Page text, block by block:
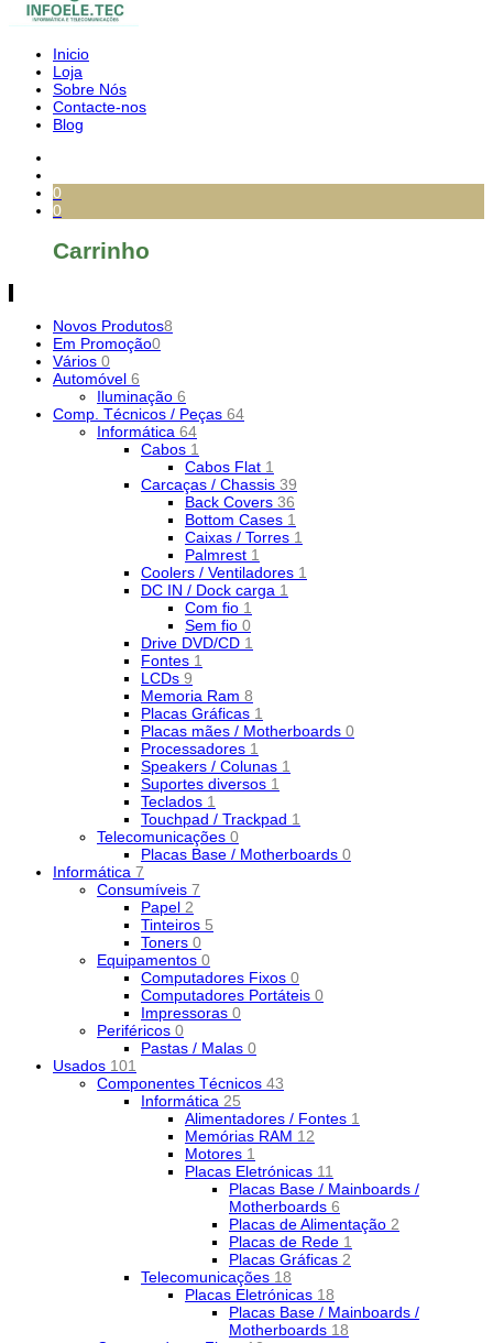
Inicio
Loja
Sobre Nós
Contacte-nos
Blog
0
0
Carrinho
Novos Produtos8
Em Promoção0
Vários 0
Automóvel 6
Iluminação 6
Comp. Técnicos / Peças 64
Informática 64
Cabos 1
Cabos Flat 1
Carcaças / Chassis 39
Back Covers 36
Bottom Cases 1
Caixas / Torres 1
Palmrest 1
Coolers / Ventiladores 1
DC IN / Dock carga 1
Com fio 1
Sem fio 0
Drive DVD/CD 1
Fontes 1
LCDs 9
Memoria Ram 8
Placas Gráficas 1
Placas mães / Motherboards 0
Processadores 1
Speakers / Colunas 1
Suportes diversos 1
Teclados 1
Touchpad / Trackpad 1
Telecomunicações 0
Placas Base / Motherboards 0
Informática 7
Consumíveis 7
Papel 2
Tinteiros 5
Toners 0
Equipamentos 0
Computadores Fixos 0
Computadores Portáteis 0
Impressoras 0
Periféricos 0
Pastas / Malas 0
Usados 101
Componentes Técnicos 43
Informática 25
Alimentadores / Fontes 1
Memórias RAM 12
Motores 1
Placas Eletrónicas 11
Placas Base / Mainboards /
Motherboards 6
Placas de Alimentação 2
Placas de Rede 1
Placas Gráficas 2
Telecomunicações 18
Placas Eletrónicas 18
Placas Base / Mainboards /
Motherboards 18